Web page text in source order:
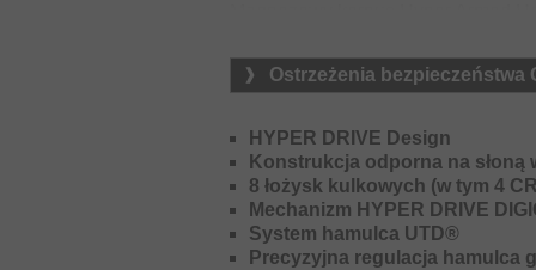
na kole napędowym i zapewnia
niezamierzonemu włączeniu się
Support na trzpieniu przekładni
zapewnia lepszą obudowę i
Szpula G1 Duraluminum Air Spool
co pozwala wygodnie rzucać
Ostrzeżenia bezpieczeństwa
HYPER DRIVE Design
Konstrukcja odporna na słoną
8 łożysk kulkowych (w tym 4
Mechanizm HYPER DRIVE
System hamulca UTD®
Precyzyjna regulacja hamulca